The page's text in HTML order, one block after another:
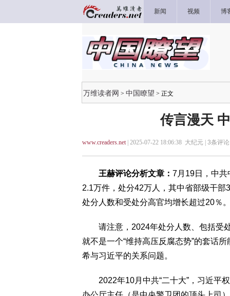
新闻 视频 博
万维读者网 > 中国瞭望 > 正文
传言漫天
www.creaders.net| 2025-07-22 18:06:38 大纪元 | 3条评
王赫评论分析文章： 7月19日，中共
2.1万件，处分42万人，其中省部级干
处分人数和受处分高官均增长超过20％
请注意，2024年处分人数、包括受处
就不是一个“维持高压反腐态势”的套话
希与习近平的关系问题。
2022年10月中共“二十大”，习近平权